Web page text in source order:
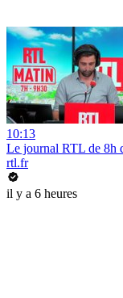
10:13
Le journal RTL de 8h
rtl.fr
il y a 6 heures